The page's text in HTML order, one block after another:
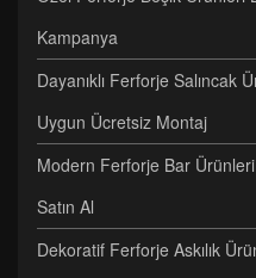
Kampanya
Dayanıklı Ferforje Salıncak
Uygun Ücretsiz Montaj
Modern Ferforje Bar
Satın Al
Dekoratif Ferforje Askılık